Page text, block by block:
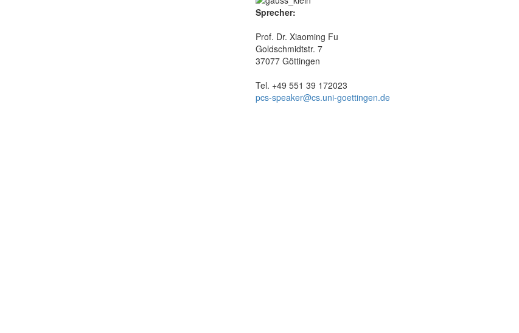
Sprecher:
Prof. Dr. Xiaoming Fu
Goldschmidtstr. 7
37077 Göttingen
Tel. +49 551 39 172023
pcs-speaker@cs.uni-goettingen.de